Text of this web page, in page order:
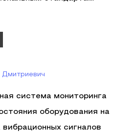
Дмитриевич
система мониторинга
оборудования на
вибрационных сигналов